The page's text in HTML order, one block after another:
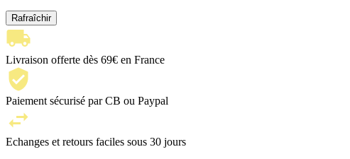
Livraison offerte dès 69€ en France
Paiement sécurisé par CB ou Paypal
Echanges et retours faciles sous 30 jours